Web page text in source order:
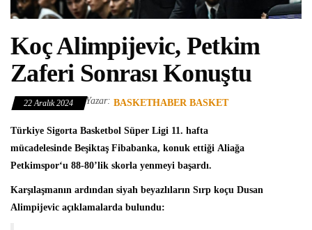
Koç Alimpijevic, Petkim
Zaferi Sonrası Konuştu
22 Aralık 2024 Yazar: BASKETHABER BASKET
Türkiye Sigorta Basketbol Süper Ligi 11. hafta
mücadelesinde Beşiktaş Fibabanka, konuk ettiği Aliağa
Petkimspor‘u 88-80’lik skorla yenmeyi başardı.
Karşılaşmanın ardından siyah beyazlıların Sırp koçu Dusan
Alimpijevic açıklamalarda bulundu: